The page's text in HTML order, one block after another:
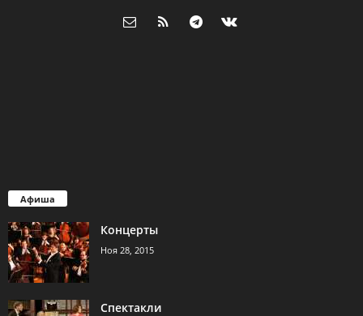
Афиша
Концерты
Ноя 28, 2015
Спектакли